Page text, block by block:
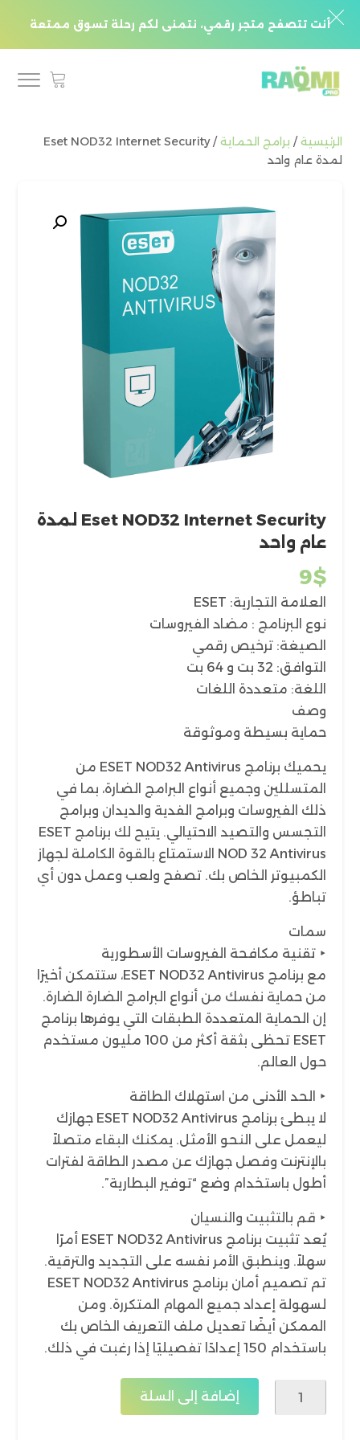
أنت تتصفح متجر رقمي، نتمنى لكم رحلة تسوق ممتعة
الرئيسية/ برامج الحماية
/ Eset NOD32 Internet Security
لمدة عام واحد
Eset NOD32 Internet Security لمدة
عام واحد
9$
العلامة التجارية: ESET
نوع البرنامج : مضاد الفيروسات
الصيغة: ترخيص رقمي
التوافق: 32 بت و 64 بت
اللغة: متعددة اللغات
وصف
حماية بسيطة وموثوقة
يحميك برنامج ESET NOD32 Antivirus من
المتسللين وجميع أنواع البرامج الضارة، بما في
ذلك الفيروسات وبرامج الفدية والديدان وبرامج
التجسس والتصيد الاحتيالي. يتيح لك برنامج ESET
NOD 32 Antivirus الاستمتاع بالقوة الكاملة لجهاز
الكمبيوتر الخاص بك. تصفح ولعب وعمل دون أي
تباطؤ.
سمات
‣ تقنية مكافحة الفيروسات الأسطورية
مع برنامج ESET NOD32 Antivirus، ستتمكن أخيرًا
من حماية نفسك من أنواع البرامج الضارة الضارة.
إن الحماية المتعددة الطبقات التي يوفرها برنامج
ESET تحظى بثقة أكثر من 100 مليون مستخدم
حول العالم.
‣ الحد الأدنى من استهلاك الطاقة
لا يبطئ برنامج ESET NOD32 Antivirus جهازك
ليعمل على النحو الأمثل. يمكنك البقاء متصلاً
بالإنترنت وفصل جهازك عن مصدر الطاقة لفترات
أطول باستخدام وضع “توفير البطارية”.
‣ قم بالتثبيت والنسيان
يُعد تثبيت برنامج ESET NOD32 Antivirus أمرًا
سهلاً. وينطبق الأمر نفسه على التجديد والترقية.
تم تصميم أمان برنامج ESET NOD32 Antivirus
لسهولة إعداد جميع المهام المتكررة. ومن
الممكن أيضًا تعديل ملف التعريف الخاص بك
باستخدام 150 إعدادًا تفصيليًا إذا رغبت في ذلك.
إضافة إلى السلة